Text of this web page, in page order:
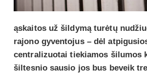
ąskaitos už šildymą turėtų
rajono gyventojus – dėl
centralizuotai tiekiamos šilumos
šiltesnio sausio jos bus beveik